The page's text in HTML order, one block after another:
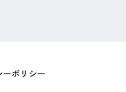
ーポリシー